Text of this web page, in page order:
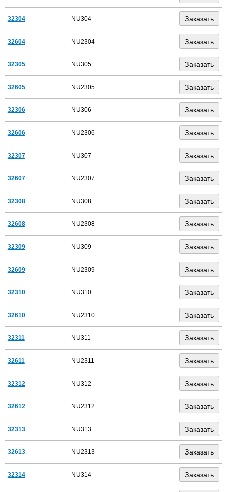
32304 NU304
32604 NU2304
32305 NU305
32605 NU2305
32306 NU306
32606 NU2306
32307 NU307
32607 NU2307
32308 NU308
32608 NU2308
32309 NU309
32609 NU2309
32310 NU310
32610 NU2310
32311 NU311
32611 NU2311
32312 NU312
32612 NU2312
32313 NU313
32613 NU2313
32314 NU314